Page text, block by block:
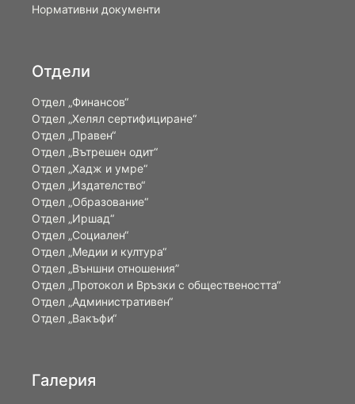
Нормативни документи
Отдели
Отдел „Финансов“
Отдел „Хелял сертифициране“
Отдел „Правен“
Отдел „Вътрешен одит“
Отдел „Хадж и умре“
Отдел „Издателство“
Отдел „Образование“
Отдел „Иршад“
Отдел „Социален“
Отдел „Медии и култура“
Отдел „Външни отношения”
Oтдел „Протокол и Връзки с обществеността“
Отдел „Административен“
Отдел „Вакъфи“
Галерия